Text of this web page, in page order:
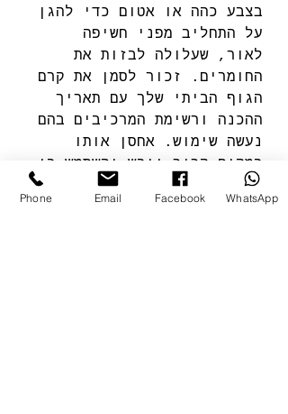
בצבע כהה או אטום כדי להגן
על התחליב מפני חשיפה
לאור, שעלולה לבזות את
החומרים. זכור לסמן את קרם
הגוף הביתי שלך עם תאריך
ההכנה ורשימת המרכיבים בהם
נעשה שימוש. אחסן אותו
במקום קריר ויבש והשתמש בו
תוך מספר חודשים.
Phone Email Facebook WhatsApp